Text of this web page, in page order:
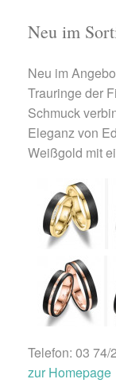
Neu im
Neu im
Trauringe der
Schmuck
Eleganz von
Weißgold mit
Telefon: 03 74/
zur Homepage